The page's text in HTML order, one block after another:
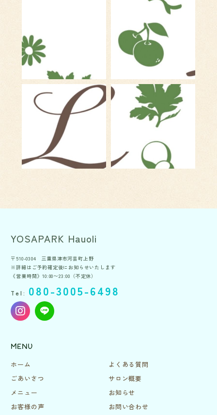
YOSAPARK Hauoli
〒510-0304 三重県津市河芸町上野
※詳細はご予約確定後にお知らせいたします
《営業時間》10:00〜23:00（不定休）
Tel: 080-3005-6498
MENU
ホーム
ごあいさつ
メニュー
お客様の声
よくある質問
サロン概要
お知らせ
お問い合わせ